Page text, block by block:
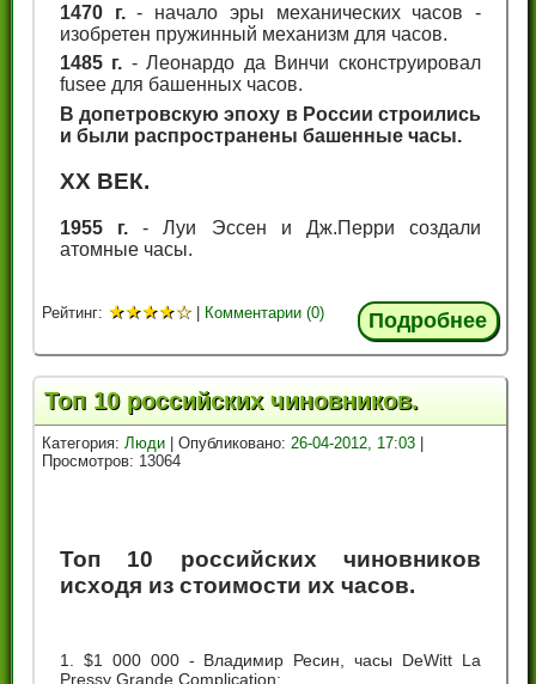
1470 г.- начало эры механических часов -
изобретен пружинный механизм для часов.
1485 г. - Леонардо да Винчи сконструировал
fusee для башенных часов.
В допетровскую эпоху в России строились
и были распространены башенные часы.
XX ВЕК.
1955 г. - Луи Эссен и Дж.Перри создали
атомные часы.
Рейтинг: ★★★★☆ Комментарии (0) Подробнее
Топ 10 российских чиновников.
Категория: Люди | Опубликовано: 26-04-2012, 17:03
Просмотров: 13064
Топ 10 российских чиновников
исходя из стоимости их часов.
$1 000 000 - Владимир Ресин, часы DeWitt La
Pressy Grande Complication;